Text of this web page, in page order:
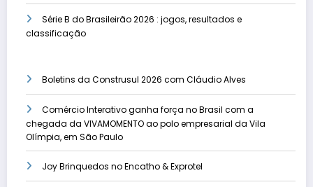
Série B do Brasileirão 2026 : jogos, resultados e
classificação
Boletins da Construsul 2026 com Cláudio Alves
Comércio Interativo ganha força no Brasil com a
chegada da VIVAMOMENTO ao polo empresarial da Vila
Olímpia, em São Paulo
Joy Brinquedos no Encatho & Exprotel